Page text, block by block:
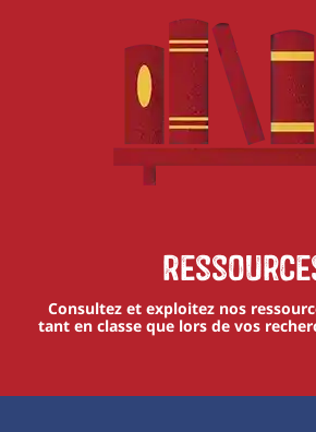
Consultez et exploitez nos
tant en classe que lors de vos